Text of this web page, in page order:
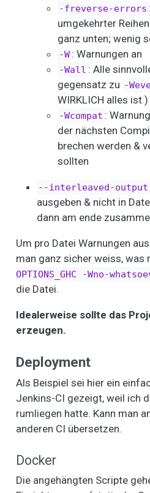
-freverse-errors
umgekehrter
ganz unten; wenig
-W : Warnungen an
-Wall : Alle
gegensatz zu -
WIRKLICH alles ist )
-Wcompat :
der nächsten
brechen werden &
sollten
--interleaved-output
ausgeben & nicht in
dann am ende
Um pro Datei Warnungen
man ganz sicher weiss, was
OPTIONS_GHC -Wno-
die Datei.
Idealerweise sollte das
erzeugen.
Deployment
Als Beispiel sei hier ein
Jenkins-CI gezeigt, weil ich
rumliegen hatte. Kann man
anderen CI übersetzen.
Docker
Die angehängten Scripte